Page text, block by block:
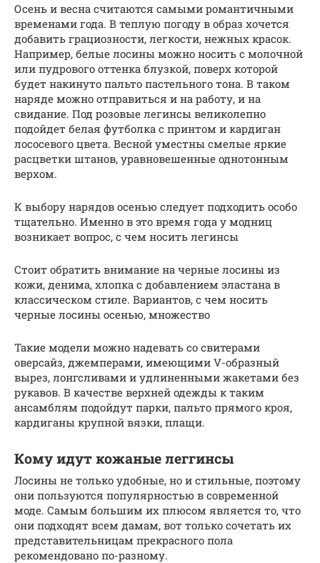
Осень и весна считаются самыми романтичными
временами года. В теплую погоду в образ хочется
добавить грациозности, легкости, нежных красок.
Например, белые лосины можно носить с молочной
или пудрового оттенка блузкой, поверх которой
будет накинуто пальто пастельного тона. В таком
наряде можно отправиться и на работу, и на
свидание. Под розовые легинсы великолепно
подойдет белая футболка с принтом и кардиган
лососевого цвета. Весной уместны смелые яркие
расцветки штанов, уравновешенные однотонным
верхом.
К выбору нарядов осенью следует подходить особо
тщательно. Именно в это время года у модниц
возникает вопрос, с чем носить легинсы
Стоит обратить внимание на черные лосины из
кожи, денима, хлопка с добавлением эластана в
классическом стиле. Вариантов, с чем носить
черные лосины осенью, множество
Такие модели можно надевать со свитерами
оверсайз, джемперами, имеющими V-образный
вырез, лонгсливами и удлиненными жакетами без
рукавов. В качестве верхней одежды к таким
ансамблям подойдут парки, пальто прямого кроя,
кардиганы крупной вязки, плащи.
Кому идут кожаные леггинсы
Лосины не только удобные, но и стильные, поэтому
они пользуются популярностью в современной
моде. Самым большим их плюсом является то, что
они подходят всем дамам, вот только сочетать их
представительницам прекрасного пола
рекомендовано по-разному.